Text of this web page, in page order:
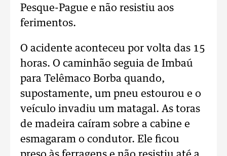
Pesque-Pague e não resistiu aos
ferimentos.
O acidente aconteceu por volta das 15
horas. O caminhão seguia de Imbaú
para Telêmaco Borba quando,
supostamente, um pneu estourou e o
veículo invadiu um matagal. As toras
de madeira caíram sobre a cabine e
esmagaram o condutor. Ele ficou